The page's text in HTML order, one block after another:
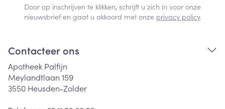
Door op inschrijven te klikken, schrijft u zich in voor onze
nieuwsbrief en gaat u akkoord met onze privacy policy.
Contacteer ons
Apotheek Palfijn
Meylandtlaan 159
3550 Heusden-Zolder